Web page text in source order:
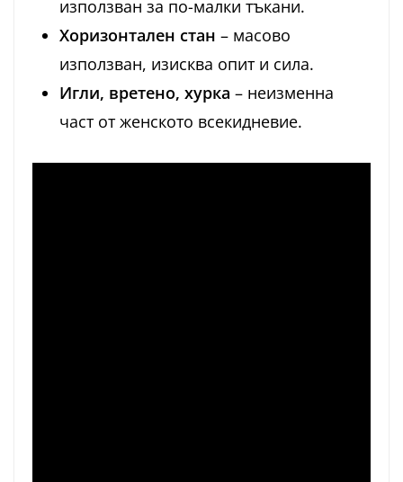
използван за по-малки тъкани.
Хоризонтален стан – масово
използван, изисква опит и сила.
Игли, вретено, хурка – неизменна
част от женското всекидневие.